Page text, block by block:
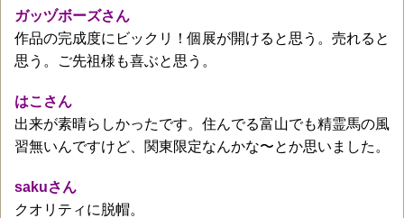
ガッヅボーズさん
作品の完成度にビックリ！個展が開けると思う。売れると
思う。ご先祖様も喜ぶと思う。
はこさん
出来が素晴らしかったです。住んでる富山でも精霊馬の風
習無いんですけど、関東限定なんかな〜とか思いました。
sakuさん
クオリティに脱帽。